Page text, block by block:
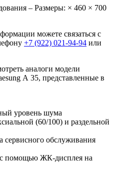
– Размеры: × 460 × 700
можете связаться с
+7 (922) 021-94-94 или
аналоги модели
А 35, представленные в
уровень шума
(60/100) и раздельной
сервисного обслуживания
с помощью ЖК-дисплея на